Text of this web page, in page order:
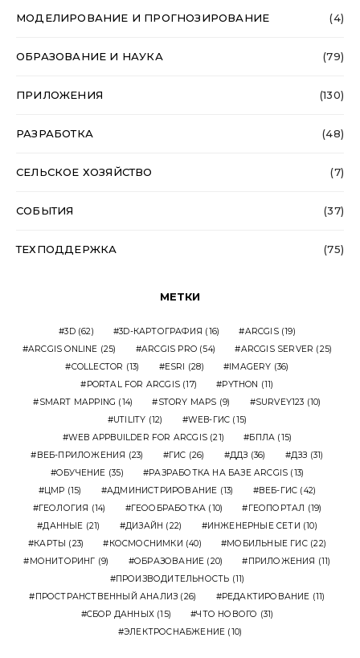
МОДЕЛИРОВАНИЕ И ПРОГНОЗИРОВАНИЕ (4)
ОБРАЗОВАНИЕ И НАУКА (79)
ПРИЛОЖЕНИЯ (130)
РАЗРАБОТКА (48)
СЕЛЬСКОЕ ХОЗЯЙСТВО (7)
СОБЫТИЯ (37)
ТЕХПОДДЕРЖКА (75)
МЕТКИ
3D(62) 3D-КАРТОГРАФИЯ (16) ARCGIS(19)
ARCGIS ONLINE (25) ARCGIS PRO (54) ARCGIS SERVER (25)
COLLECTOR (13) ESRI (28) IMAGERY (36)
PORTAL FOR ARCGIS (17) PYTHON (11)
SMART MAPPING (14) STORY MAPS (9) SURVEY123 (10)
UTILITY (12) WEB-ГИС (15)
WEB APPBUILDER FOR ARCGIS(21) БПЛА (15)
ВЕБ-ПРИЛОЖЕНИЯ (23) ГИС (26) ДДЗ (36) ДЗЗ (31)
ОБУЧЕНИЕ (35) РАЗРАБОТКА НА БАЗЕ ARCGIS (13)
ЦМР (15) АДМИНИСТРИРОВАНИЕ (13) ВЕБ-ГИС (42)
ГЕОЛОГИЯ (14) ГЕООБРАБОТКА (10) ГЕОПОРТАЛ (19)
ДАННЫЕ (21) ДИЗАЙН (22) ИНЖЕНЕРНЫЕ СЕТИ (10)
КАРТЫ (23) КОСМОСНИМКИ (40) МОБИЛЬНЫЕ ГИС(22)
МОНИТОРИНГ (9) ОБРАЗОВАНИЕ (20) ПРИЛОЖЕНИЯ (11)
ПРОИЗВОДИТЕЛЬНОСТЬ (11)
ПРОСТРАНСТВЕННЫЙ АНАЛИЗ (26) РЕДАКТИРОВАНИЕ (11)
СБОР ДАННЫХ (15) ЧТО НОВОГО (31)
ЭЛЕКТРОСНАБЖЕНИЕ (10)